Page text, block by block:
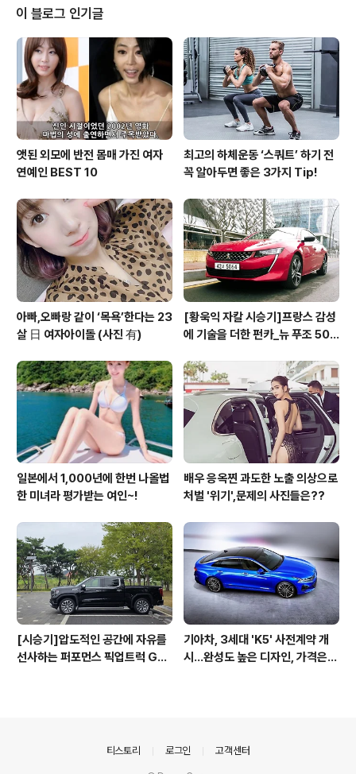
자 환경부 주최의 ‘EV 어워즈 2022’에서 ‘올해의 전기 세
단’에 선정되고, 한국수입자동차협회(KAIDA) 집계 기준 4
월과 7월에는 수입 전기차 판매 모델 1위를 기록하는 등의
뛰어난 상품성을 인정받으며 소비자들의 선택을 받았다.
그 결과 2022년 수입 전기차 단일모델 최다 판매모델이
자, 최고의 인기모델로..
이 블로그 인기글
앳된 외모에 반전 몸매 가진 여자
연예인 BEST 10
최고의 하체운동 ‘스쿼트’ 하기 전
꼭 알아두면 좋은 3가지 Tip!
아빠,오빠랑 같이 ‘목욕’한다는 23
살 日 여자아이돌 (사진 有)
[황욱익 자칼 시승기]프랑스 감성
에 기술을 더한 펀카_뉴 푸조 508
일본에서 1,000년에 한번 나올법
한 미녀라 평가받는 여인~!
배우 응옥찐 과도한 노출 의상으로
처벌 '위기',문제의 사진들은??
[시승기]압도적인 공간에 자유를
선사하는 퍼포먼스 픽업트럭 GM
기아차, 3세대 'K5' 사전계약 개
시...완성도 높은 디자인, 가격은
티스토리 로그인 고객센터